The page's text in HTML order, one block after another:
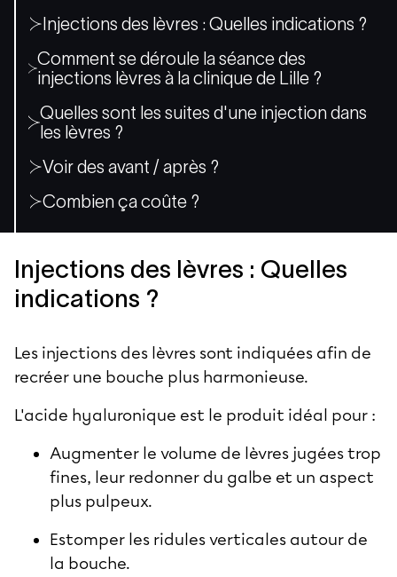
Injections des lèvres : Quelles indications ?
Comment se déroule la séance des
injections lèvres à la clinique de Lille ?
Quelles sont les suites d'une injection dans
les lèvres ?
Voir des avant / après ?
Combien ça coûte ?
Injections des lèvres : Quelles
indications ?
Les injections des lèvres sont indiquées afin de
recréer une bouche plus harmonieuse.
L'acide hyaluronique est le produit idéal pour :
Augmenter le volume de lèvres jugées trop
fines, leur redonner du galbe et un aspect
plus pulpeux.
Estomper les ridules verticales autour de
la bouche.